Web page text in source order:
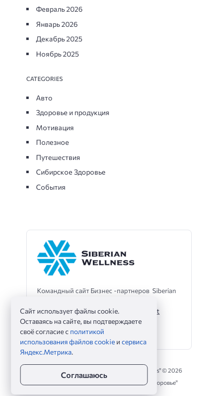
Февраль 2026
Январь 2026
Декабрь 2025
Ноябрь 2025
CATEGORIES
Авто
Здоровье и продукция
Мотивация
Полезное
Путешествия
Сибирское Здоровье
События
Командный сайт Бизнес -партнеров Siberian
Телеграмм -помощник -@sibwaleo_bot
Командный сайт партнеров "Siberian Wellness" ©2026
Командный сайт партнеров "Сибирское Здоровье"
Сайт использует файлы cookie.
Оставаясь на сайте, вы подтверждаете
своё согласие с политикой
использования файлов cookie исервиса
Яндекс.Метрика.
Соглашаюсь